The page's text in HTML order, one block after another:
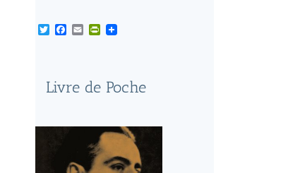
TwitterFacebook
EmailPrintFriendly
Livre de Poche